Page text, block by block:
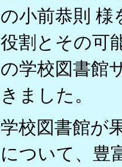
の小前恭則 様
役割とその可
の学校図書館
きました。
学校図書館が
について、豊